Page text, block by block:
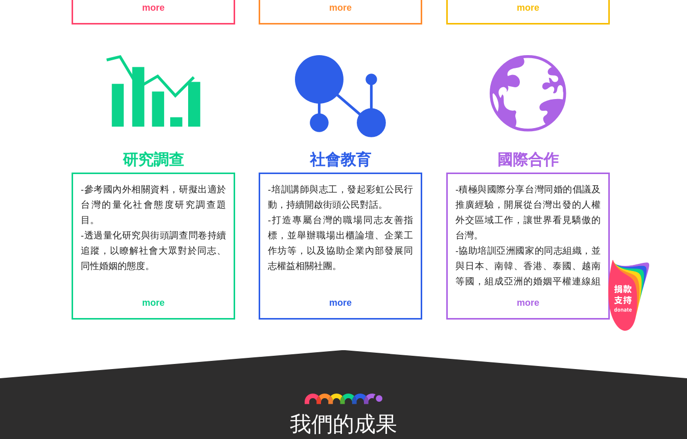
more more more
研究調查
-參考國內外相關資料，研擬出適於
台灣的量化社會態度研究調查題
目。
-透過量化研究與街頭調查問卷持續
追蹤，以瞭解社會大眾對於同志、
同性婚姻的態度。
more
社會教育
-培訓講師與志工，發起彩虹公民行
動，持續開啟街頭公民對話。
-打造專屬台灣的職場同志友善指
標，並舉辦職場出櫃論壇、企業工
作坊等，以及協助企業內部發展同
志權益相關社團。
more
國際合作
-積極與國際分享台灣同婚的倡議及
推廣經驗，開展從台灣出發的人權
外交區域工作，讓世界看見驕傲的
台灣。
-協助培訓亞洲國家的同志組織，並
與日本、南韓、香港、泰國、越南
等國，組成亞洲的婚姻平權連線組
more
我們的成果